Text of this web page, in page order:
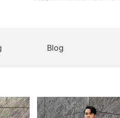
Blog